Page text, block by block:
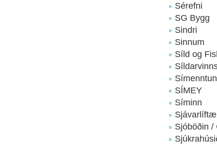
Sérefni
SG Bygg
Sindri
Sinnum
Síld og
SÍMEY
Síminn
Sjóböðin /